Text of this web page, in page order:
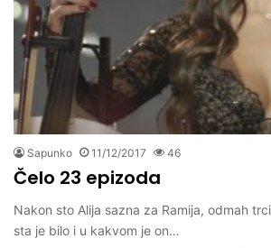
Sapunko 11/12/2017 46
Čelo 23 epizoda
Nakon sto Alija sazna za Ramija, odmah
sta je bilo i u kakvom je on…